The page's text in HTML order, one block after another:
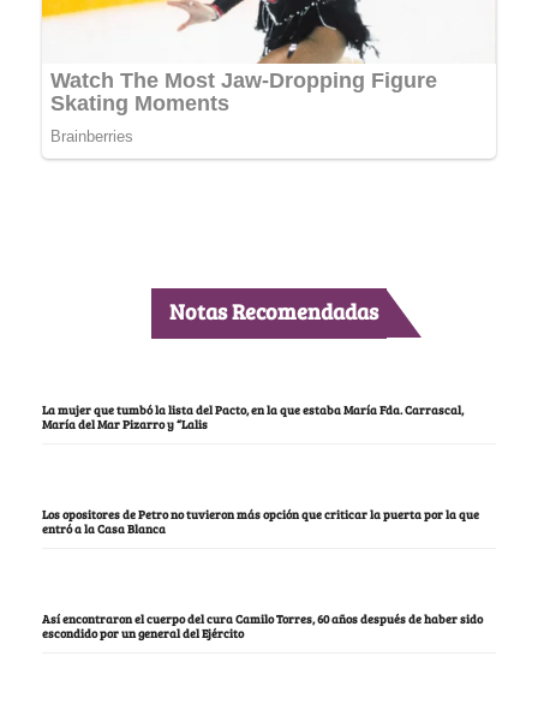
Notas Recomendadas
La mujer que tumbó la lista del Pacto, en la que estaba María Fda. Carrascal,
María del Mar Pizarro y “Lalis
Los opositores de Petro no tuvieron más opción que criticar la puerta por la que
entró a la Casa Blanca
Así encontraron el cuerpo del cura Camilo Torres, 60 años después de haber sido
escondido por un general del Ejército